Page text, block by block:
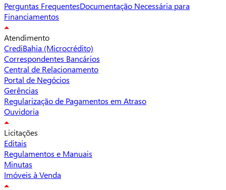
Perguntas FrequentesDocumentação Necessária para
Financiamentos
Atendimento
CrediBahia (Microcrédito)
Correspondentes Bancários
Central de Relacionamento
Portal de Negócios
Gerências
Regularização de Pagamentos em Atraso
Ouvidoria
Licitações
Editais
Regulamentos e Manuais
Minutas
Imóveis à Venda